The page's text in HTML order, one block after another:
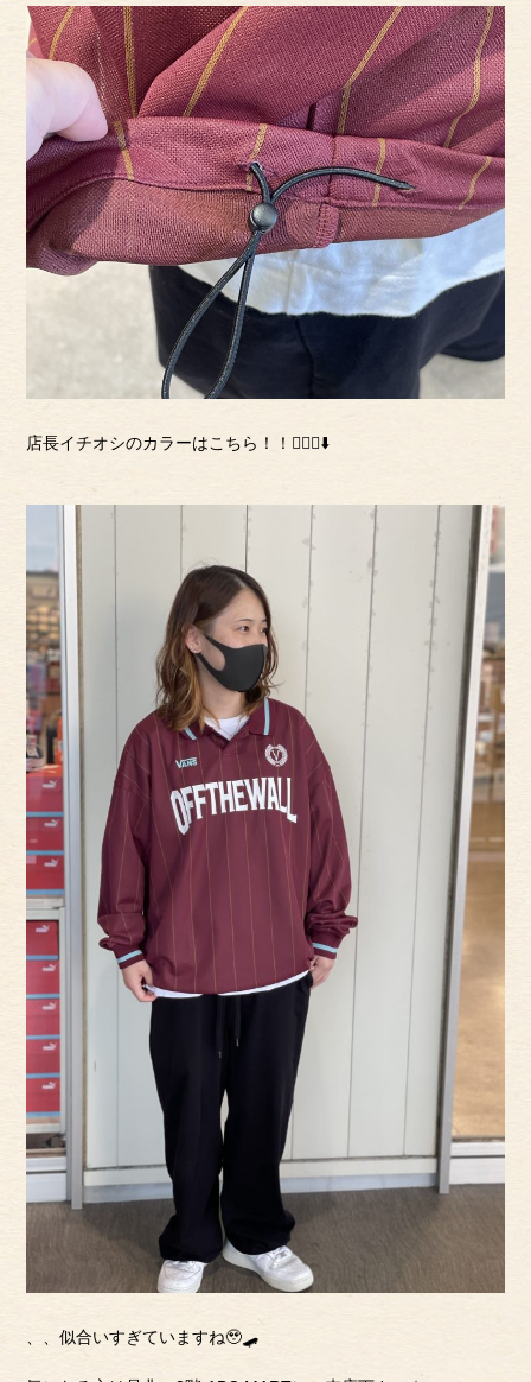
店長イチオシのカラーはこちら！！💁🏻‍♀️⬇️
、、似合いすぎていますね🥹🛹